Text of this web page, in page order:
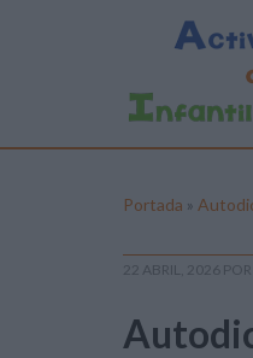
Portada »
22 ABRIL, 2026 POR